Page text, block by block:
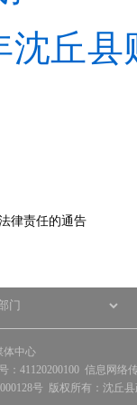
沈丘
律责任的通告
体中心
41120200100 信息网络
号 版权所有：沈丘